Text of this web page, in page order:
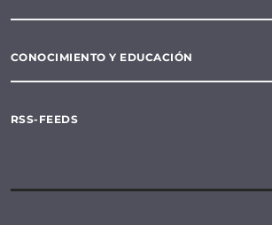
CONOCIMIENTO Y EDUCACIÓN
RSS-FEEDS